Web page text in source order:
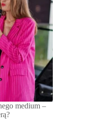
medium –